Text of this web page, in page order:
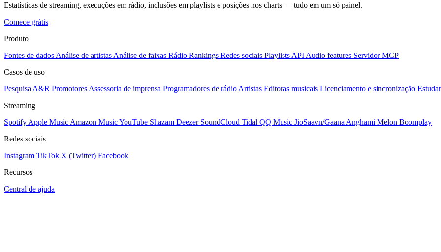
Estatísticas de streaming, execuções em rádio, inclusões em playlists e posições nos charts — tudo em um só painel.
Comece grátis
Produto
Fontes de dados Análise de artistas Análise de faixas Rádio Rankings Redes sociais Playlists API Audio features Servidor MCP
Casos de uso
Pesquisa A&R Promotores Assessoria de imprensa Programadores de rádio Artistas Editoras musicais Licenciamento e sincronização
Streaming
Spotify Apple Music Amazon MusicYouTube Shazam Deezer SoundCloud Tidal QQ Music JioSaavn/Gaana Anghami Melon Boomplay
Redes sociais
Instagram TikTok X (Twitter) Facebook
Recursos
Central de ajuda